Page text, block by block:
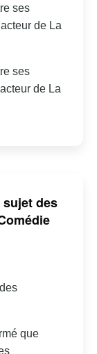
ses
de La
ses
de La
des
que